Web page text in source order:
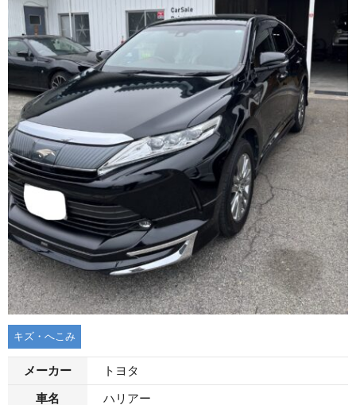
キズ・へこみ
メーカー トヨタ
車名 ハリアー